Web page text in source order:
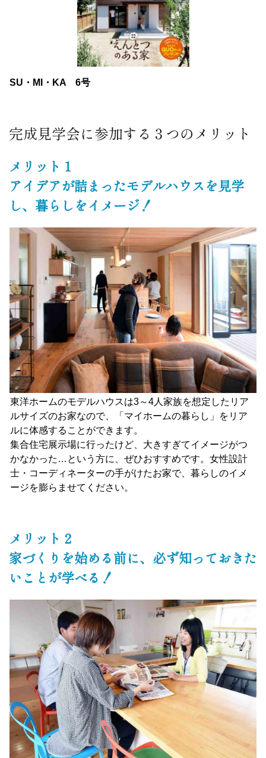
SU・MI・KA 6号
完成見学会に参加する３つのメリット
メリット１
アイデアが詰まったモデルハウスを見学
し、暮らしをイメージ！
東洋ホームのモデルハウスは3～4人家族を想定したリア
ルサイズのお家なので、「マイホームの暮らし」をリア
ルに体感することができます。
集合住宅展示場に行ったけど、大きすぎてイメージがつ
かなかった…という方に、ぜひおすすめです。女性設計
士・コーディネーターの手がけたお家で、暮らしのイメ
ージを膨らませてください。
メリット２
家づくりを始める前に、必ず知っておきた
いことが学べる！